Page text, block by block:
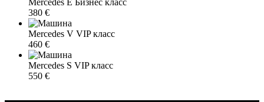
Mercedes E Бизнес класс
380 €
Mercedes V VIP класс
460 €
Mercedes S VIP класс
550 €